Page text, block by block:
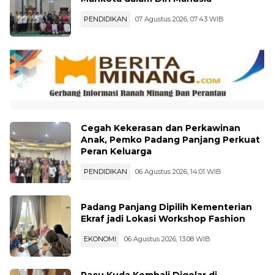
Subuh Mubarak UNP Pagi Ini: Menjaga
Mahkota dalam Diri Manusia
Cegah Kekerasan dan Perkawinan
Anak, Pemko Padang Panjang Perkuat
Peran Keluarga
Padang Panjang Dipilih Kementerian
Ekraf jadi Lokasi Workshop Fashion